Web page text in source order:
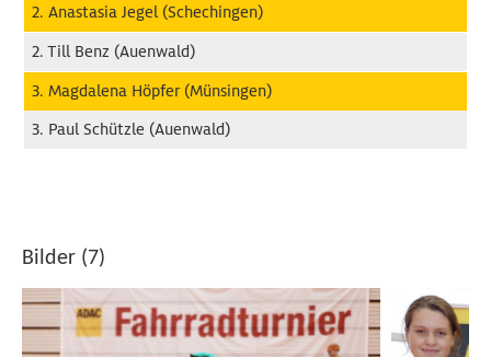
2. Anastasia Jegel (Schechingen)
2. Till Benz (Auenwald)
3. Magdalena Höpfer (Münsingen)
3. Paul Schützle (Auenwald)
Bilder (7)